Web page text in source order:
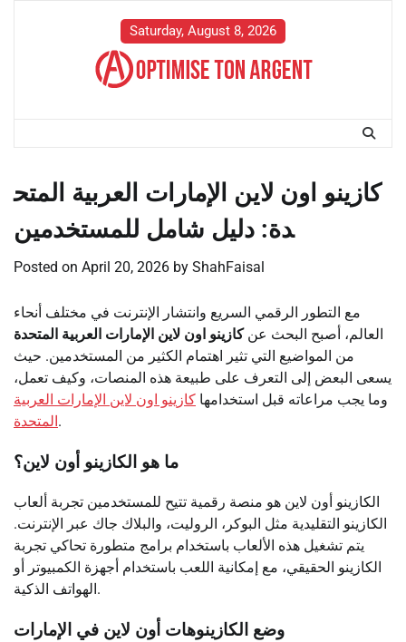
Saturday, August 8, 2026
كازينو اون لاين الإمارات العربية المتح
دة: دليل شامل للمستخدمين
Posted on April 20, 2026 by ShahFaisal
مع التطور الرقمي السريع وانتشار الإنترنت في مختلف أنحاء
العالم، أصبح البحث عنكازينو اون لاين الإمارات العربية المتحدة
من المواضيع التي تثير اهتمام الكثير من المستخدمين. حيث
يسعى البعض إلى التعرف على طبيعة هذه المنصات، وكيف تعمل،
وما يجب مراعاته قبل استخدامها كازينو اون لاين الإمارات العربية
المتحدة.
ما هو الكازينو أون لاين؟
الكازينو أون لاين هو منصة رقمية تتيح للمستخدمين تجربة ألعاب
الكازينو التقليدية مثل البوكر، الروليت، والبلاك جاك عبر الإنترنت.
يتم تشغيل هذه الألعاب باستخدام برامج متطورة تحاكي تجربة
الكازينو الحقيقي، مع إمكانية اللعب باستخدام أجهزة الكمبيوتر أو
الهواتف الذكية.
وضع الكازينوهات أون لاين في الإمارات